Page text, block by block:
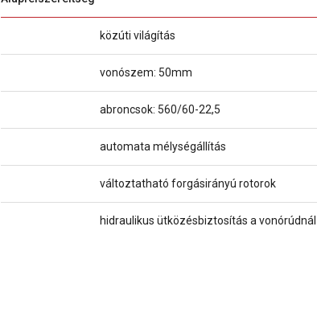
közúti világítás
vonószem: 50mm
abroncsok: 560/60-22,5
automata mélységállítás
változtatható forgásirányú rotorok
hidraulikus ütközésbiztosítás a vonórúdnál